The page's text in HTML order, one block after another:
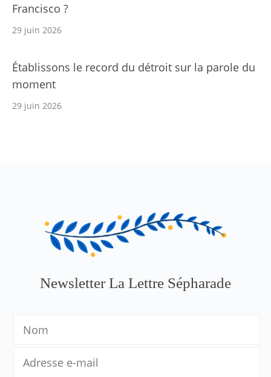
Francisco ?
29 juin 2026
Établissons le record du détroit sur la parole du
moment
29 juin 2026
Newsletter La Lettre Sépharade